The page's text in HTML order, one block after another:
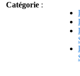
Catégorie :